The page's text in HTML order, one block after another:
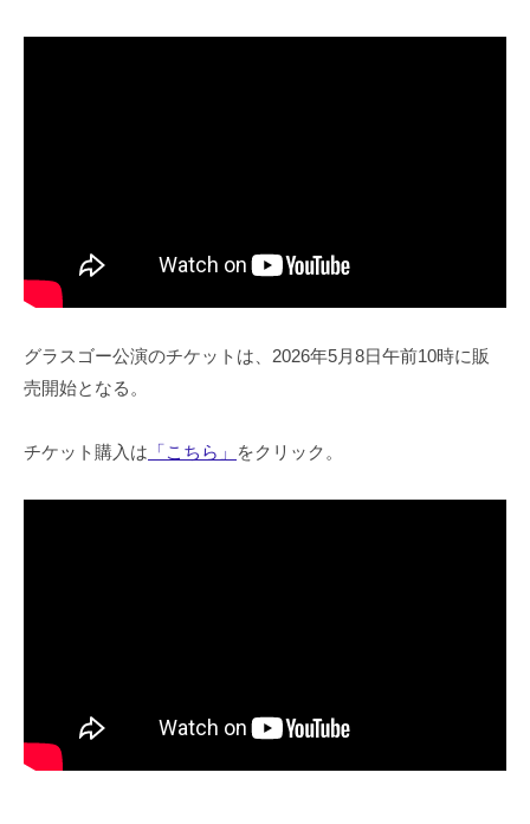
グラスゴー公演のチケットは、2026年5月8日午前10時に販
売開始となる。
チケット購入は 「こちら」 をクリック。